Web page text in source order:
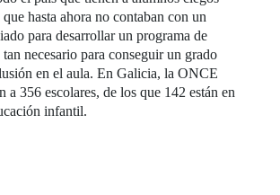
que hasta ahora no contaban con un
para desarrollar un programa de
necesario para conseguir un grado
en el aula. En Galicia, la ONCE
a 356 escolares, de los que 142 están en
infantil.